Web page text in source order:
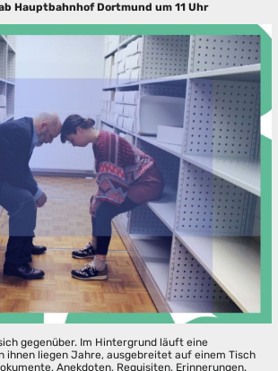
Hauptbahnhof Dortmund um 11 Uhr
gegenüber. Im Hintergrund läuft eine
ihnen liegen Jahre, ausgebreitet auf einem Tisch
Anekdoten, Requisiten, Erinnerungen.